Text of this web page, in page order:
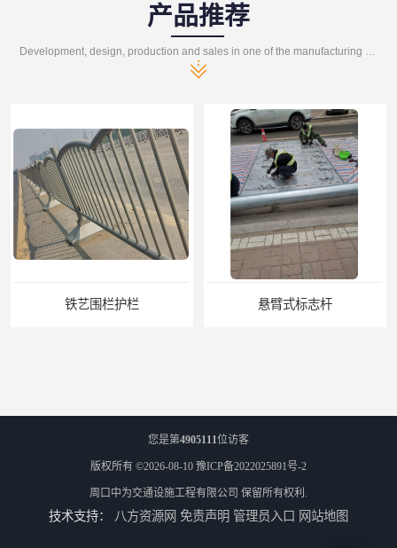
产品推荐
悬臂式标志杆 F型悬臂式交通标志杆
您是第4905111位访客
版权所有 ©2026-08-10 豫ICP备2022025891号-2
周口中为交通设施工程有限公司 保留所有权利.
技术支持： 八方资源网 免责声明 管理员入口 网站地图